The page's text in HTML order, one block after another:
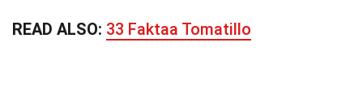
READ ALSO: 33 Faktaa Tomatillo